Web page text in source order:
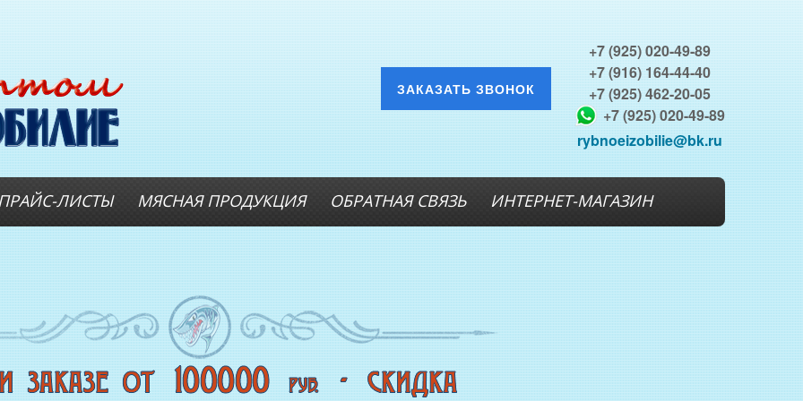
+7 (925) 020-49-89
+7 (916) 164-44-40
+7 (925) 462-20-05
+7 (925) 020-49-89
rybnoeizobilie@bk.ru
ЗАКАЗАТЬ ЗВОНОК
ЛИСТЫ
КОНСЕРВЫ
цены на РЫБНЫЕ СТЕЙКИ
цены на
СВЕЖЕЗАМОРОЖЕННУЮ РЫБУ
МЯСНАЯ ПРОДУКЦИЯ ОБРАТНАЯ СВЯЗЬ ИНТЕРНЕТ-МАГАЗИН